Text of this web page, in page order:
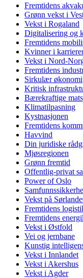
Fremtidens
Grønn vekst i
Vekst i Rogaland
Digitalisering og
Fremtidens
Kvinner i
Vekst i Nord-
Fremtidens
Sirkulær økonomi
Kritisk
Bærekraftige
Klimatilpasning
Kystnasjonen
Fremtidens
Havvind
Din juridiske
Mjøsregionen
Grønn fremtid
Offentlig-privat
Power of Oslo
Vekst på
Fremtidens
Fremtidens
Vekst i Østfold
Vei og jernbane
Kunstig
Vekst i Innlandet
Vekst i Akershus
Vekst i Agder